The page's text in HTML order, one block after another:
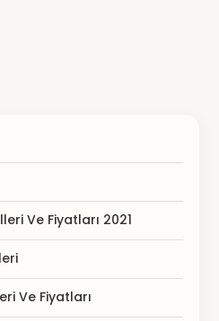
Ve Fiyatları 2021
Ve Fiyatları